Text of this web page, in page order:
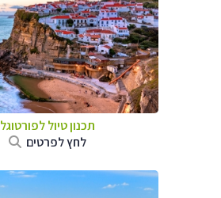
תכנון טיול לפורטוגל
לחץ לפרטים